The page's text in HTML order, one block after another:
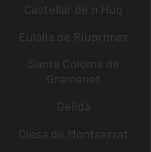
Castellar de n´Hug
Eulàlia de Riuprimer
Santa Coloma de
Gramenet
Gelida
Olesa de Montserrat